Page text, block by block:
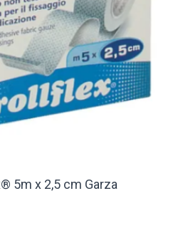
5m x 2,5 cm Garza